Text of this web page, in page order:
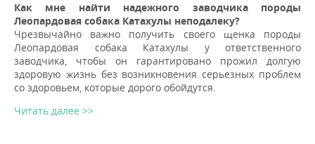
Как мне найти надежного заводчика породы
Леопардовая собака Катахулы неподалеку?
Чрезвычайно важно получить своего щенка породы
Леопардовая собака Катахулы у ответственного
заводчика, чтобы он гарантировано прожил долгую
здоровую жизнь без возникновения серьезных проблем
со здоровьем, которые дорого обойдутся.
Читать далее >>